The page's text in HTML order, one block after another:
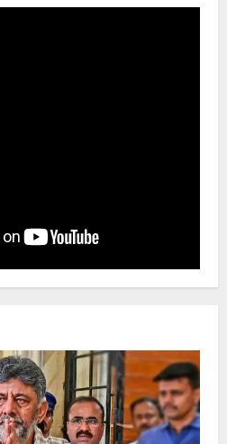
Newsbeat ಜಿಲ್ಲೆ ರಾಜಕೀಯ ರಾಜ್ಯ
ಡಿಕೆಶಿ ಜತೆ 14 ಮಂದಿ ಪ್ರಮಾಣವಚನ
ಸಂಭಾವ್ಯ ಸಚಿವರ ಫೈನಲ್ ಲಿಸ್ಟ್‌!